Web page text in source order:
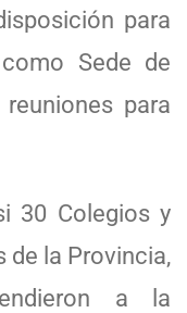
para
Sede de
para
30 Colegios y
la Provincia,
a la